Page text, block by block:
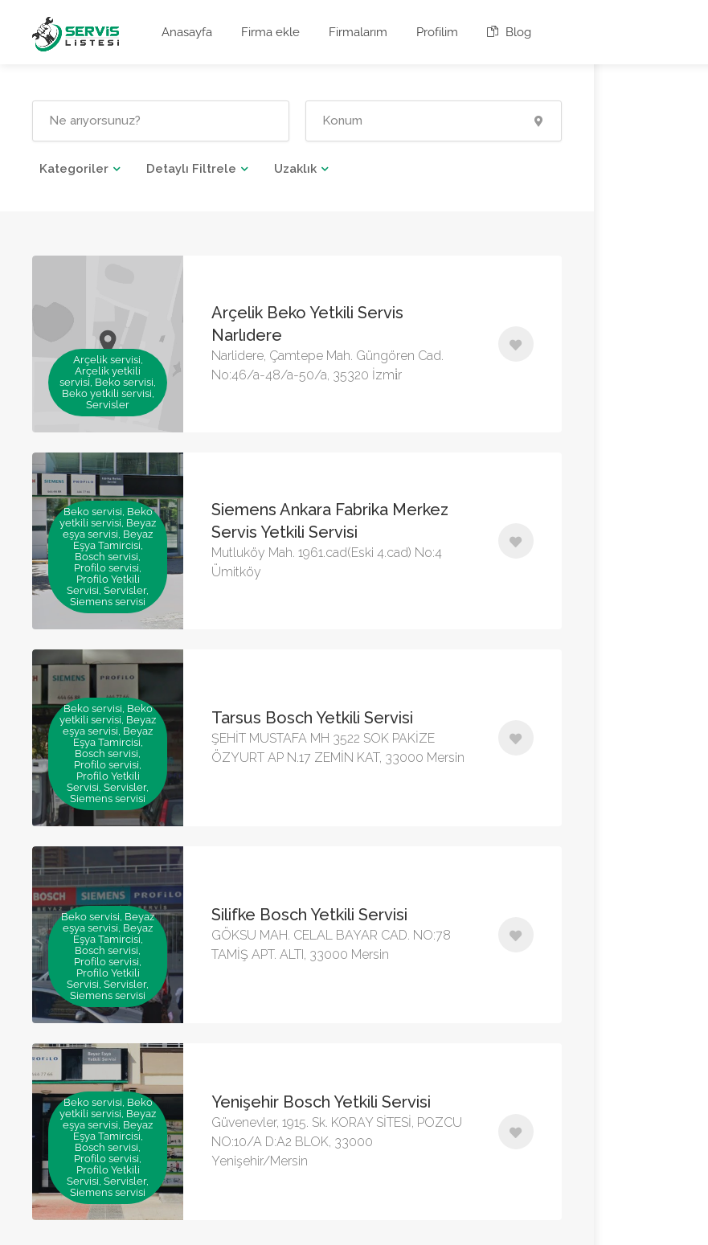
Anasayfa Firma ekle Firmalarım Profilim Blog
Kategoriler Detaylı Filtrele Uzaklık
Arçelik servisi,
Arçelik yetkili
servisi, Beko servisi,
Beko yetkili servisi,
Servisler
Arçelik Beko Yetkili Servis
Narlıdere
Narlidere, Çamtepe Mah. Güngören Cad.
No:46/a-48/a-50/a, 35320 İzmi̇r
Beko servisi, Beko
yetkili servisi, Beyaz
eşya servisi, Beyaz
Eşya Tamircisi,
Bosch servisi,
Profilo servisi,
Profilo Yetkili
Servisi, Servisler,
Siemens servisi
Siemens Ankara Fabrika Merkez
Servis Yetkili Servisi
Mutluköy Mah. 1961.cad(Eski 4.cad) No:4
Ümitköy
Beko servisi, Beko
yetkili servisi, Beyaz
eşya servisi, Beyaz
Eşya Tamircisi,
Bosch servisi,
Profilo servisi,
Profilo Yetkili
Servisi, Servisler,
Siemens servisi
Tarsus Bosch Yetkili Servisi
ŞEHİT MUSTAFA MH 3522 SOK PAKİZE
ÖZYURT AP N.17 ZEMİN KAT, 33000 Mersin
Beko servisi, Beyaz
eşya servisi, Beyaz
Eşya Tamircisi,
Bosch servisi,
Profilo servisi,
Profilo Yetkili
Servisi, Servisler,
Siemens servisi
Silifke Bosch Yetkili Servisi
GÖKSU MAH. CELAL BAYAR CAD. NO:78
TAMİŞ APT. ALTI, 33000 Mersin
Beko servisi, Beko
yetkili servisi, Beyaz
eşya servisi, Beyaz
Eşya Tamircisi,
Bosch servisi,
Profilo servisi,
Profilo Yetkili
Servisi, Servisler,
Siemens servisi
Yenişehir Bosch Yetkili Servisi
Güvenevler, 1915. Sk. KORAY SİTESİ, POZCU
NO:10/A D:A2 BLOK, 33000
Yenişehir/Mersin